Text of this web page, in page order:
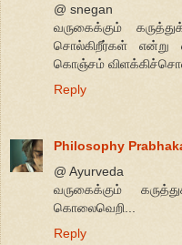
@ snegan
வருகைக்கும்
சொல்கிறீர்கள் என்று
கொஞ்சம் விளக்கிச்சொல்ல
Reply
Philosophy
@ Ayurveda
வருகைக்கும்
கொலைவெறி...
Reply